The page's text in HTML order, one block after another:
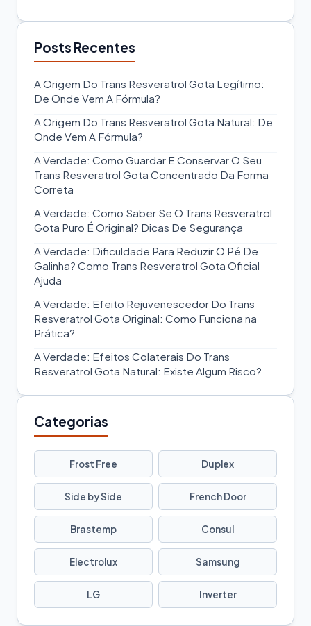
Posts Recentes
A Origem Do Trans Resveratrol Gota Legítimo:
De Onde Vem A Fórmula?
A Origem Do Trans Resveratrol Gota Natural: De
Onde Vem A Fórmula?
A Verdade: Como Guardar E Conservar O Seu
Trans Resveratrol Gota Concentrado Da Forma
Correta
A Verdade: Como Saber Se O Trans Resveratrol
Gota Puro É Original? Dicas De Segurança
A Verdade: Dificuldade Para Reduzir O Pé De
Galinha? Como Trans Resveratrol Gota Oficial
Ajuda
A Verdade: Efeito Rejuvenescedor Do Trans
Resveratrol Gota Original: Como Funciona na
Prática?
A Verdade: Efeitos Colaterais Do Trans
Resveratrol Gota Natural: Existe Algum Risco?
Categorias
Frost Free Duplex
Side by Side French Door
Brastemp Consul
Electrolux Samsung
LG Inverter